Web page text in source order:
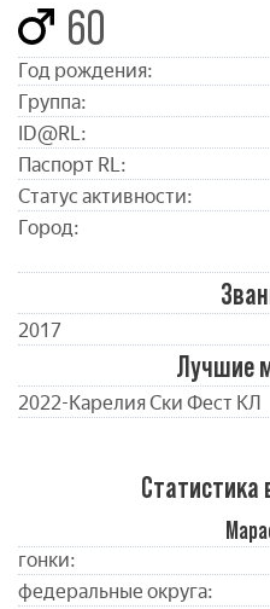
60
Год рождения:
Группа:
ID@RL:
Паспорт RL:
Статус активности:
Город:
2017
Лучшие
2022-Карелия Ски Фест КЛ
Статистика
гонки:
федеральные округа: